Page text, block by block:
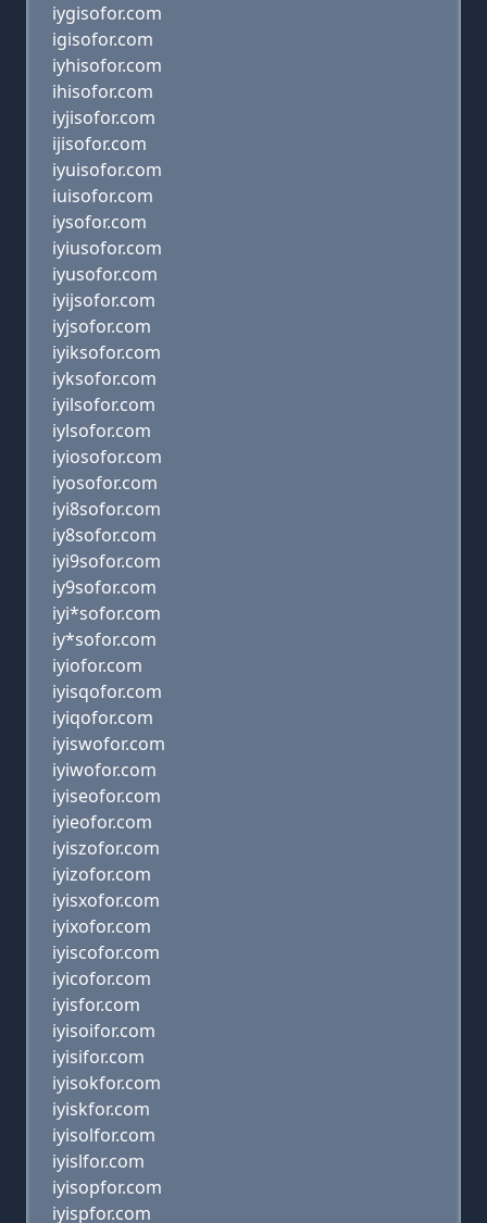
iygisofor.com
igisofor.com
iyhisofor.com
ihisofor.com
iyjisofor.com
ijisofor.com
iyuisofor.com
iuisofor.com
iysofor.com
iyiusofor.com
iyusofor.com
iyijsofor.com
iyjsofor.com
iyiksofor.com
iyksofor.com
iyilsofor.com
iylsofor.com
iyiosofor.com
iyosofor.com
iyi8sofor.com
iy8sofor.com
iyi9sofor.com
iy9sofor.com
iyi*sofor.com
iy*sofor.com
iyiofor.com
iyisqofor.com
iyiqofor.com
iyiswofor.com
iyiwofor.com
iyiseofor.com
iyieofor.com
iyiszofor.com
iyizofor.com
iyisxofor.com
iyixofor.com
iyiscofor.com
iyicofor.com
iyisfor.com
iyisoifor.com
iyisifor.com
iyisokfor.com
iyiskfor.com
iyisolfor.com
iyislfor.com
iyisopfor.com
iyispfor.com